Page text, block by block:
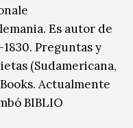
Es autor de
Preguntas y
(Sudamericana,
Actualmente
BIBLIO